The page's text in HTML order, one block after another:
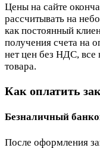
Цены на сайте
рассчитывать на
как постоянный
получения счета на
нет цен без НДС, все
товара.
Как оплатить
Безналичный
После оформления